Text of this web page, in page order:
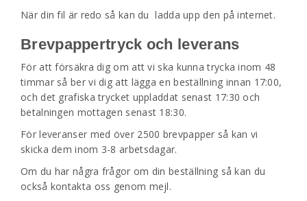
När din fil är redo så kan du ladda upp den på internet.
Brevpappertryck och leverans
För att försäkra dig om att vi ska kunna trycka inom 48
timmar så ber vi dig att lägga en beställning innan 17:00,
och det grafiska trycket uppladdat senast 17:30 och
betalningen mottagen senast 18:30.
För leveranser med över 2500 brevpapper så kan vi
skicka dem inom 3-8 arbetsdagar.
Om du har några frågor om din beställning så kan du
också kontakta oss genom mejl.